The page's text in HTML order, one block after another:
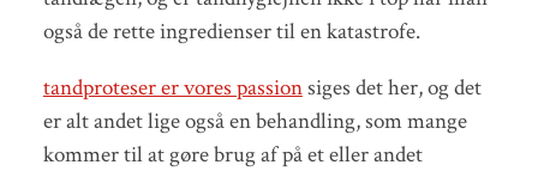
også de rette ingredienser til en katastrofe.
tandproteser er vores passionsiges det her, og det
er alt andet lige også en behandling, som mange
kommer til at gøre brug af på et eller andet